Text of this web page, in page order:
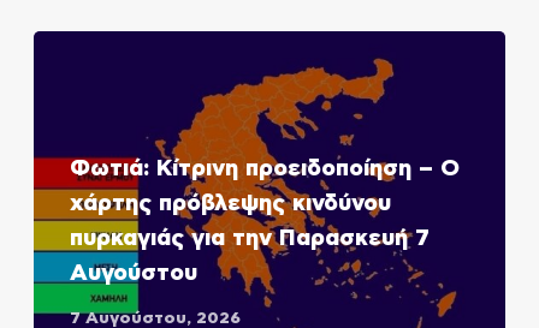
Φωτιά: Κίτρινη προειδοποίηση – Ο
χάρτης πρόβλεψης κινδύνου
πυρκαγιάς για την Παρασκευή 7
Αυγούστου
7 Αυγούστου, 2026